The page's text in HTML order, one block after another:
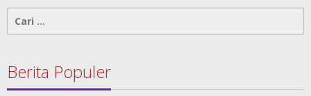
untuk:
Berita Populer